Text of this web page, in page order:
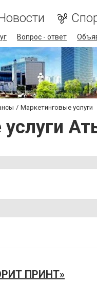
Вопрос - ответ
Маркетинговые услуги
ПРИНТ»